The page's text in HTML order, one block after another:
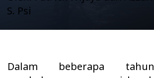
S. Psi
Dalam beberapa